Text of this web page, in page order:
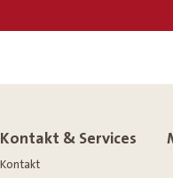
Kontakt & Services
Kontakt